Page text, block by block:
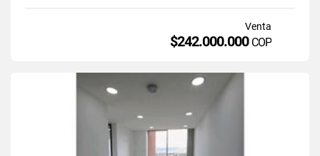
Venta
$242.000.000 COP